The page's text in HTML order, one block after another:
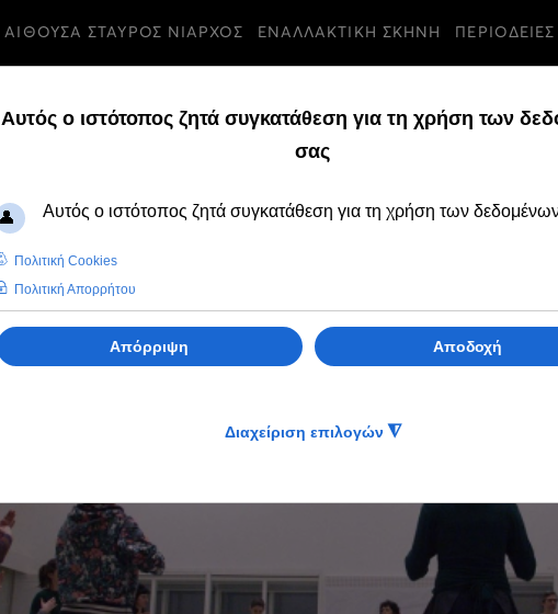
ΑΙΘΟΥΣΑ ΣΤΑΥΡΟΣ ΝΙΑΡΧΟΣ ΕΝΑΛΛΑΚΤΙΚΗ ΣΚΗΝΗ ΠΕΡΙΟΔΕΙΕΣ